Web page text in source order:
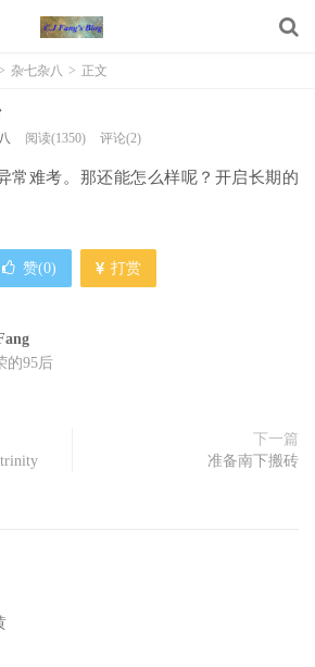
> 杂七杂八 > 正文
阅读(1350) 评论(2)
常难考。那还能怎么样呢？开启长期的
赞(0) 打赏
的95后
下一篇
准备南下搬砖